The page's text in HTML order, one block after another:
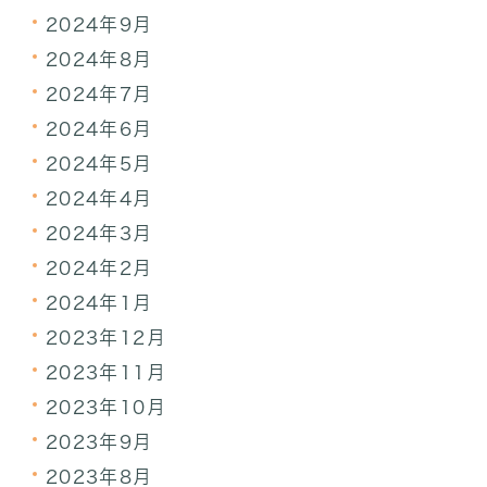
2024年9月
2024年8月
2024年7月
2024年6月
2024年5月
2024年4月
2024年3月
2024年2月
2024年1月
2023年12月
2023年11月
2023年10月
2023年9月
2023年8月